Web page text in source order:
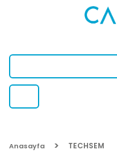
Anasayfa TECHSEM